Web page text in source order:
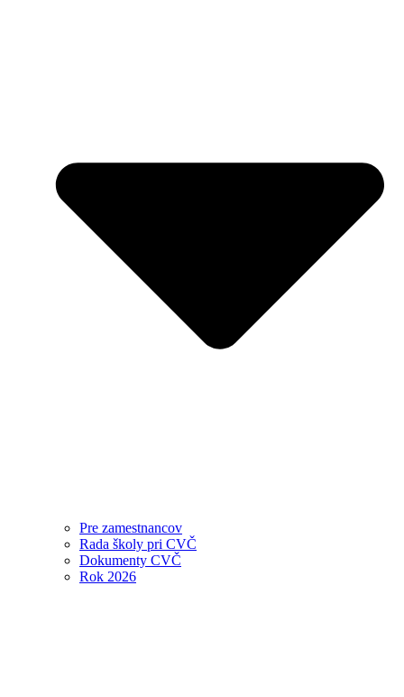
Pre zamestnancov
Rada školy pri CVČ
Dokumenty CVČ
Rok 2026